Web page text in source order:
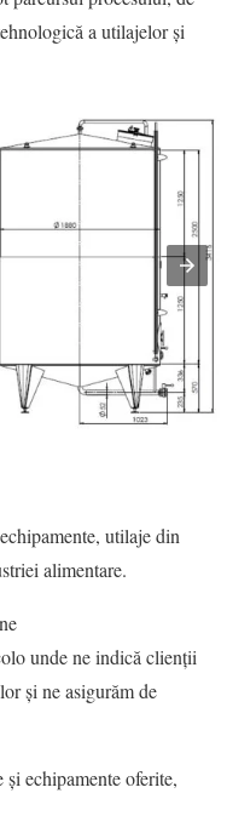
a utilajelor și
utilaje din
alimentare.
unde ne indică clienții
și ne asigurăm de
și echipamente oferite,